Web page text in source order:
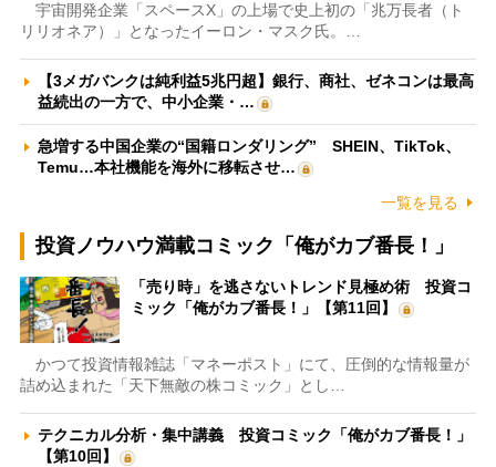
宇宙開発企業「スペースX」の上場で史上初の「兆万長者（ト
リリオネア）」となったイーロン・マスク氏。…
【3メガバンクは純利益5兆円超】銀行、商社、ゼネコンは最高
益続出の一方で、中小企業・…
急増する中国企業の“国籍ロンダリング” SHEIN、TikTok、
Temu…本社機能を海外に移転させ…
一覧を見る
投資ノウハウ満載コミック「俺がカブ番長！」
「売り時」を逃さないトレンド見極め術 投資コ
ミック「俺がカブ番長！」【第11回】
かつて投資情報雑誌「マネーポスト」にて、圧倒的な情報量が
詰め込まれた「天下無敵の株コミック」とし…
テクニカル分析・集中講義 投資コミック「俺がカブ番長！」
【第10回】